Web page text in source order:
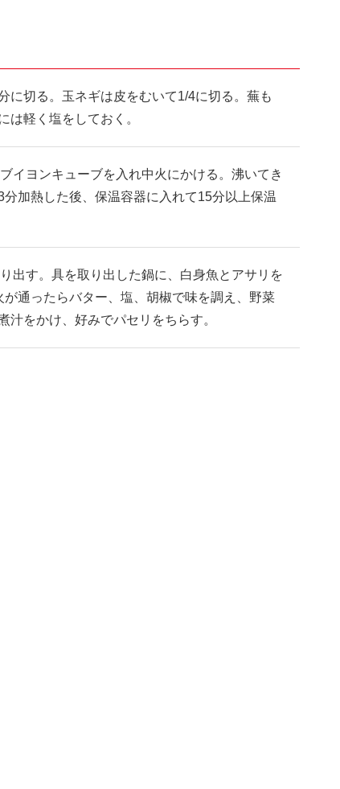
に切る。玉ネギは皮をむいて1/4に切る。蕪も
は軽く塩をしておく。
イヨンキューブを入れ中火にかける。沸いてき
加熱した後、保温容器に入れて15分以上保温
出す。具を取り出した鍋に、白身魚とアサリを
通ったらバター、塩、胡椒で味を調え、野菜
汁をかけ、好みでパセリをちらす。